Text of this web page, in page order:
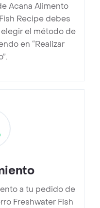
Acana Alimento
Recipe debes
el método de
en “Realizar
a tu pedido de
Freshwater Fish